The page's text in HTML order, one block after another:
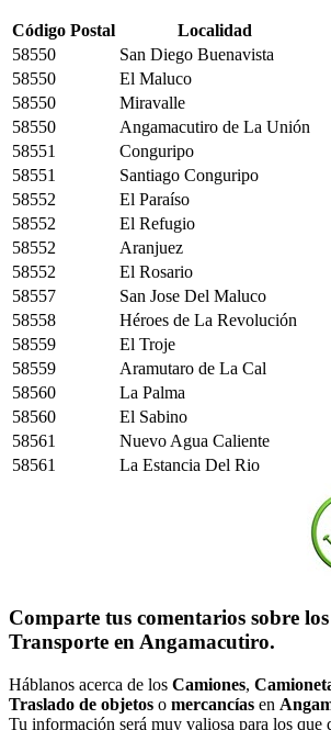
Código Postal
Localidad
58550
San Diego Buenavista
58550
El Maluco
58550
Miravalle
58550
Angamacutiro de La Unión
58551
Conguripo
58551
Santiago Conguripo
58552
El Paraíso
58552
El Refugio
58552
Aranjuez
58552
El Rosario
58557
San Jose Del Maluco
58558
Héroes de La Revolución
58559
El Troje
58559
Aramutaro de La Cal
58560
La Palma
58560
El Sabino
58561
Nuevo Agua Caliente
58561
La Estancia Del Rio
Comparte tus comentarios sobre
Transporte en Angamacutiro.
Háblanos acerca de los Camiones,
Traslado de objetos o mercancías en
Tu información será muy valiosa para los que